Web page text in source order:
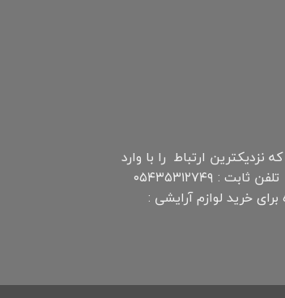
فعالیت خود را شروع کرد.فروشگاه ما که نزدیکترین ارتباط را با وارد
مشاوره برای خرید چای و سایر مواد غذایی: ۰۹۳۵۴۳۶۵۸۴۰ مشاوره برای خرید لوازم آرایشی :